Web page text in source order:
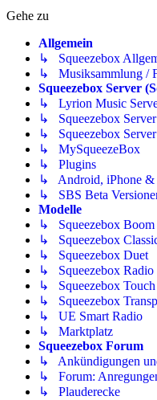
Gehe zu
Allgemein
↳ Squeezebox
↳ Musiksammlung /
Squeezebox Server
↳ Lyrion Music
↳ Squeezebox
↳ Squeezebox
↳ MySqueezeBox
↳ Plugins
↳ Android, iPhone &
↳ SBS Beta
Modelle
↳ Squeezebox Boom
↳ Squeezebox
↳ Squeezebox Duet
↳ Squeezebox Radio
↳ Squeezebox Touch
↳ Squeezebox
↳ UE Smart Radio
↳ Marktplatz
Squeezebox Forum
↳ Ankündigungen
↳ Forum:
↳ Plauderecke